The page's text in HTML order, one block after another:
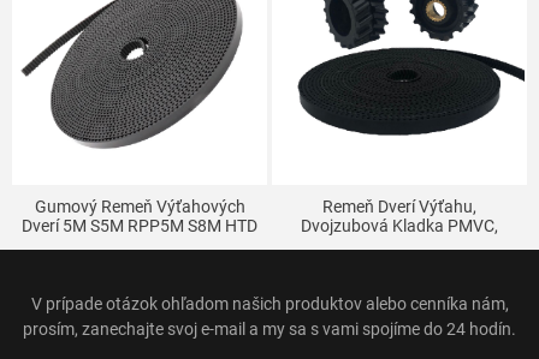
Gumový Remeň Výťahových
Dverí 5M S5M RPP5M S8M HTD
Remeň Dverí Výťahu,
Dvojzubová Kladka PMVC,
V prípade otázok ohľadom našich produktov alebo cenníka nám,
prosím, zanechajte svoj e-mail a my sa s vami spojíme do 24 hodín.